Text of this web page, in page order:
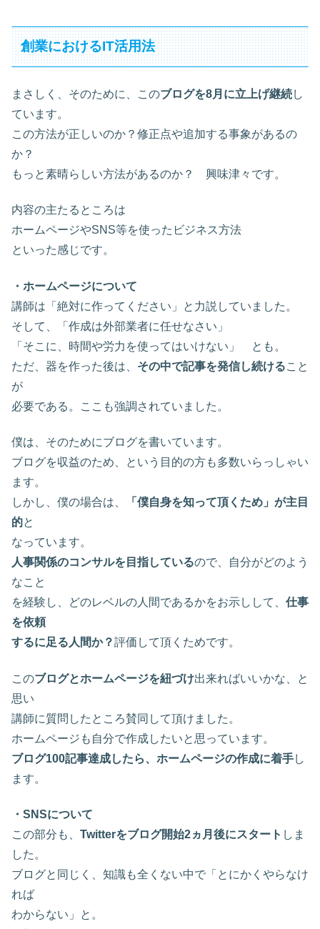
創業におけるIT活用法
まさしく、そのために、このブログを8月に立上げ継続し
ています。
この方法が正しいのか？修正点や追加する事象があるの
か？
もっと素晴らしい方法があるのか？ 興味津々です。
内容の主たるところは
ホームページやSNS等を使ったビジネス方法
といった感じです。
・ホームページについて
講師は「絶対に作ってください」と力説していました。
そして、「作成は外部業者に任せなさい」
「そこに、時間や労力を使ってはいけない」 とも。
ただ、器を作った後は、 その中で記事を発信し続けること
が
必要である。ここも強調されていました。
僕は、そのためにブログを書いています。
ブログを収益のため、という目的の方も多数いらっしゃい
ます。
しかし、僕の場合は、
「僕自身を知って頂くため」が主目
的と
なっています。
人事関係のコンサルを目指しているので、自分がどのよう
なこと
を経験し、どのレベルの人間であるかをお示しして、 仕事
を依頼
するに足る人間か？評価して頂くためです。
このブログとホームページを紐づけ出来ればいいかな、と
思い
講師に質問したところ賛同して頂けました。
ホームページも自分で作成したいと思っています。
ブログ100記事達成したら、ホームページの作成に着手し
ます。
・SNSについて
この部分も、 Twitterをブログ開始2ヵ月後にスタート しま
した。
ブログと同じく、知識も全くない中で「とにかくやらなけ
れば
わからない」と。